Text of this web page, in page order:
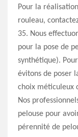
Pour la
rouleau,
35. Nous
pour la pose de
synthétique).
évitons de poser
choix méticuleux
Nos
pelouse pour
pérennité de